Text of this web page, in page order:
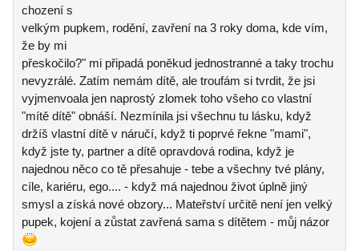
chození s
velkým pupkem, rodění, zavření na 3 roky doma, kde vím,
že by mi
přeskočilo?" mi připadá poněkud jednostranné a taky trochu
nevyzrálé. Zatím nemám dítě, ale troufám si tvrdit, že jsi
vyjmenvoala jen naprostý zlomek toho všeho co vlastní
"mítě dítě" obnáší. Nezmínila jsi všechnu tu lásku, když
držíš vlastní dítě v náručí, když ti poprvé řekne "mami",
když jste ty, partner a dítě opravdová rodina, když je
najednou něco co tě přesahuje - tebe a všechny tvé plány,
cíle, kariéru, ego.... - když má najednou život úplně jiný
smysl a získá nové obzory... Mateřství určitě není jen velký
pupek, kojení a zůstat zavřená sama s dítětem - můj názor